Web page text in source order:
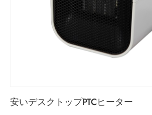
安いデスクトップPTCヒーター